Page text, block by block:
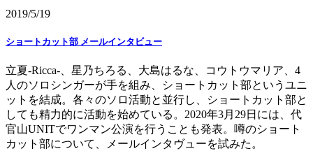
2019/5/19
ショートカット部 メールインタビュー
立夏-Ricca-、星乃ちろる、大島はるな、コウトウマリア、4
人のソロシンガーが手を組み、ショートカット部というユニ
ットを結成。各々のソロ活動と並行し、ショートカット部と
しても精力的に活動を始めている。2020年3月29日には、代
官山UNITでワンマン公演を行うことも発表。噂のショート
カット部について、メールインタヴューを試みた。